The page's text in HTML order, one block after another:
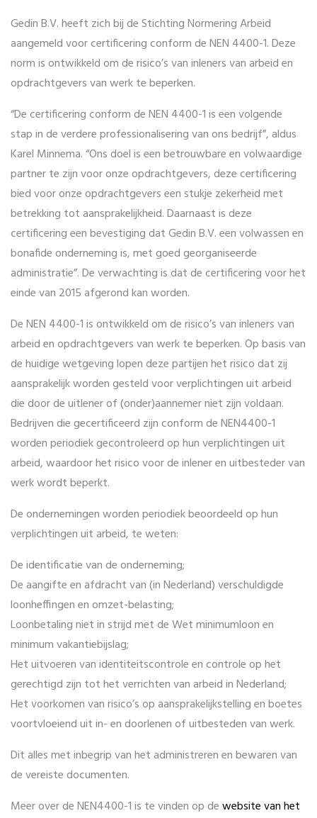
Gedin B.V. heeft zich bij de Stichting Normering Arbeid
aangemeld voor certificering conform de NEN 4400-1. Deze
norm is ontwikkeld om de risico’s van inleners van arbeid en
opdrachtgevers van werk te beperken.
“De certificering conform de NEN 4400-1 is een volgende
stap in de verdere professionalisering van ons bedrijf”, aldus
Karel Minnema. “Ons doel is een betrouwbare en volwaardige
partner te zijn voor onze opdrachtgevers, deze certificering
bied voor onze opdrachtgevers een stukje zekerheid met
betrekking tot aansprakelijkheid. Daarnaast is deze
certificering een bevestiging dat Gedin B.V. een volwassen en
bonafide onderneming is, met goed georganiseerde
administratie”. De verwachting is dat de certificering voor het
einde van 2015 afgerond kan worden.
De NEN 4400-1 is ontwikkeld om de risico’s van inleners van
arbeid en opdrachtgevers van werk te beperken. Op basis van
de huidige wetgeving lopen deze partijen het risico dat zij
aansprakelijk worden gesteld voor verplichtingen uit arbeid
die door de uitlener of (onder)aannemer niet zijn voldaan.
Bedrijven die gecertificeerd zijn conform de NEN4400-1
worden periodiek gecontroleerd op hun verplichtingen uit
arbeid, waardoor het risico voor de inlener en uitbesteder van
werk wordt beperkt.
De ondernemingen worden periodiek beoordeeld op hun
verplichtingen uit arbeid, te weten:
De identificatie van de onderneming;
De aangifte en afdracht van (in Nederland) verschuldigde
loonheffingen en omzet-belasting;
Loonbetaling niet in strijd met de Wet minimumloon en
minimum vakantiebijslag;
Het uitvoeren van identiteitscontrole en controle op het
gerechtigd zijn tot het verrichten van arbeid in Nederland;
Het voorkomen van risico’s op aansprakelijkstelling en boetes
voortvloeiend uit in- en doorlenen of uitbesteden van werk.
Dit alles met inbegrip van het administreren en bewaren van
de vereiste documenten.
Meer over de NEN4400-1 is te vinden op dewebsite van het